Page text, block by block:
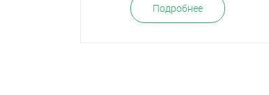
Подробнее